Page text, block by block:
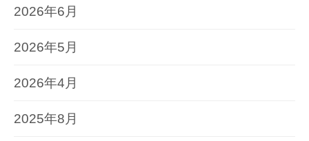
2026年6月
2026年5月
2026年4月
2025年8月